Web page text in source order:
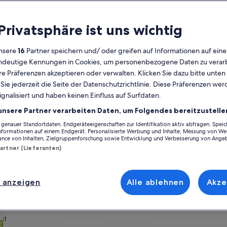
Derzeit
die
Monate
August
2026
und
September
angezeigt.
MoMontag
DiDienstag
MiMittwoch
DoDonnerstag
Fr Freitag
SaSamstag
SoSonntag
3 4 5 6 7 8 9
10 11 12
23
30
31
MoMontag
Di
7 8 9
21 22
28 29
einen Blick auf unsere Feriendomizile und finde die perfekte
deinen Vierbeinern, du kannst dich auf all die Annehmlichkeiten
vorstellst, du findest bestimmt die Unterkunft, die allen gefällt und
die über barrierarme Optionen verfügen oder geeignet für
deinem Geschmack
oder Apartments
ist uns wichtig
16 Partner speichern und/ oder greifen auf Informationen auf
Kennungen in Cookies, um personenbezogene Daten zu
Präferenzen akzeptieren oder verwalten. Klicken Sie dazu bitte
jederzeit die Seite der Datenschutzrichtlinie. Diese Präferenzen
und haben keinen Einfluss auf Surfdaten.
Partner verarbeiten Daten, um Folgendes
Standortdaten. Endgeräteeigenschaften zur Identifikation aktiv abfragen.
auf einem Endgerät. Personalisierte Werbung und Inhalte, Messung von
von Inhalten, Zielgruppenforschung sowie Entwicklung und Verbesserung von
(Lieferanten)
Alle ablehnen